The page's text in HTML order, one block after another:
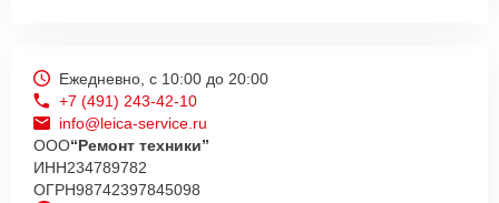
Ежедневно, с 10:00 до 20:00
+7 (491) 243-42-10
info@leica-service.ru
ООО“Ремонт техники”
ИНН234789782
ОГРН98742397845098